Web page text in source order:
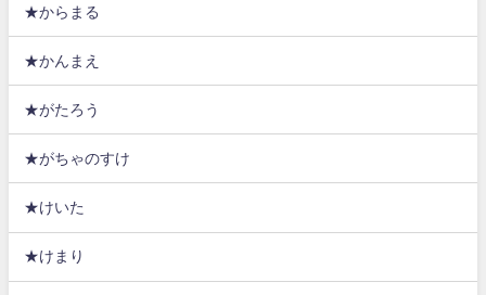
★からまる
★かんまえ
★がたろう
★がちゃのすけ
★けいた
★けまり